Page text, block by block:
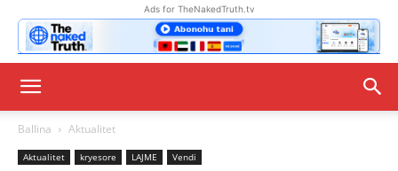
Ads for TheNakedTruth.tv
Ballina Aktualitet
Aktualitet kryesore LAJME Vendi